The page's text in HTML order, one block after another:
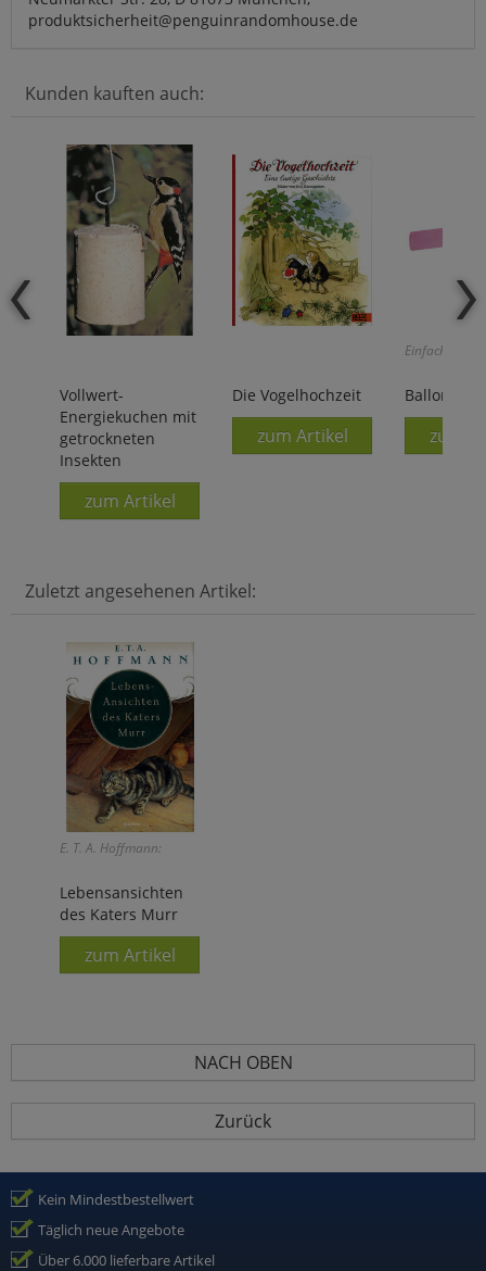
produktsicherheit@penguinrandomhouse.de
Kunden kauften auch:
Vollwert-
Energiekuchen mit
getrockneten
Insekten
zum Artikel
Die Vogelhochzeit
zum Artikel
Einfach und
Ballon-
zum
Zuletzt angesehenen Artikel:
E. T. A. Hoffmann:
Lebensansichten
des Katers Murr
zum Artikel
NACH OBEN
Zurück
Kein Mindestbestellwert
Täglich neue Angebote
Über 6.000 lieferbare Artikel